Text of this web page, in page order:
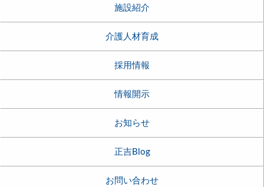
施設紹介
介護人材育成
採用情報
情報開示
お知らせ
正吉Blog
お問い合わせ